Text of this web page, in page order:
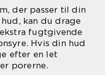
der passer til din
kan du drage
fugtgivende
Hvis din hud
efter en let
porerne.